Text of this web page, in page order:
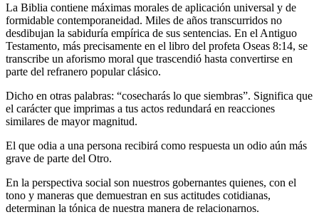
La Biblia contiene máximas morales de aplicación universal y de
formidable contemporaneidad. Miles de años transcurridos no
desdibujan la sabiduría empírica de sus sentencias. En el Antiguo
Testamento, más precisamente en el libro del profeta Oseas 8:14, se
transcribe un aforismo moral que trascendió hasta convertirse en
parte del refranero popular clásico.
Dicho en otras palabras: “cosecharás lo que siembras”. Significa que
el carácter que imprimas a tus actos redundará en reacciones
similares de mayor magnitud.
El que odia a una persona recibirá como respuesta un odio aún más
grave de parte del Otro.
En la perspectiva social son nuestros gobernantes quienes, con el
tono y maneras que demuestran en sus actitudes cotidianas,
determinan la tónica de nuestra manera de relacionarnos.